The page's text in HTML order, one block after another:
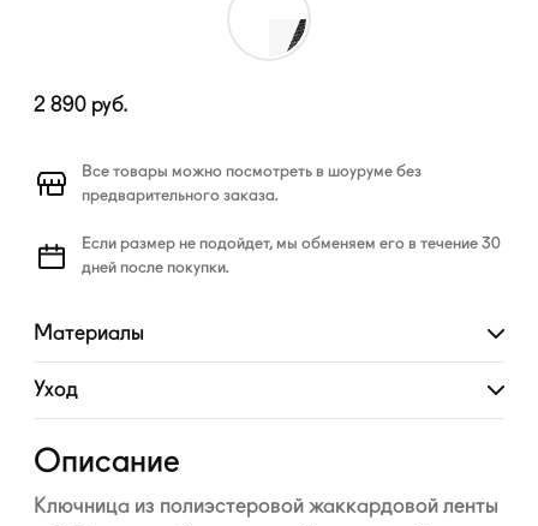
2 890 руб.
Все товары можно посмотреть в шоуруме без
предварительного заказа.
Если размер не подойдет, мы обменяем его в течение 30
дней после покупки.
Материалы
Развернуть
Уход
Развернуть
Описание
Ключница из полиэстеровой жаккардовой ленты